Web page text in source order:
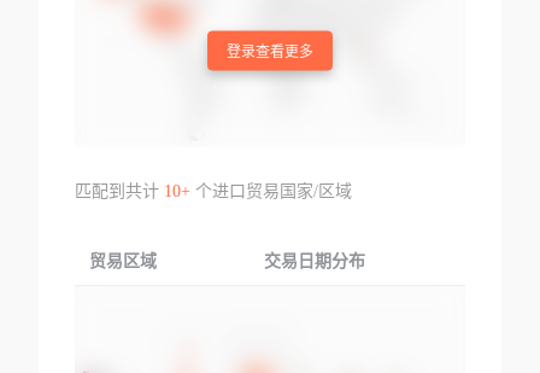
登录查看更多
匹配到共计 10+个进口贸易国家/区域
贸易区域 交易日期分布